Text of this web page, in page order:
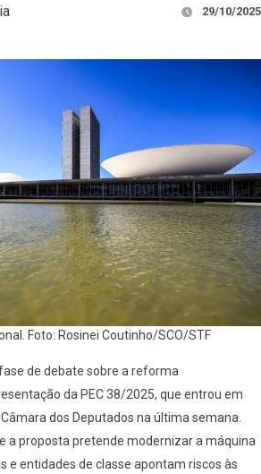
29/10/2025
Foto: Rosinei Coutinho/SCO/STF
de debate sobre a reforma
da PEC 38/2025, que entrou em
dos Deputados na última semana.
a proposta pretende modernizar a máquina
e entidades de classe apontam riscos às